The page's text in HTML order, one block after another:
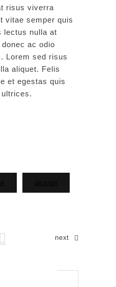
risus viverra
vitae semper quis
lectus nulla at
ac odio
Lorem sed risus
aliquet. Felis
et egestas quis
next